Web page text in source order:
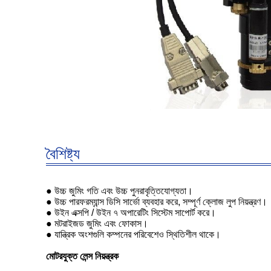
বৈশিষ্ট্য
● উচ্চ জুমিং গতি এবং উচ্চ পুনরাবৃত্তিযোগ্যতা।
● উচ্চ পারফরম্যান্স ডিসি সার্ভো ব্যবহার করে, সম্পূর্ণ ক্লোজ লুপ নিয়ন্ত্রণ।
● উইন এক্সপি / উইন ৭ অপারেটিং সিস্টেম সাপোর্ট করে।
● মটরাইজড জুমিং এবং ফোকাস।
● যান্ত্রিক অংশগুলি কম্পনের পরিবেশেও স্থিতিশীল থাকে।
মোটরযুক্ত লেন্স নিয়ন্ত্রক